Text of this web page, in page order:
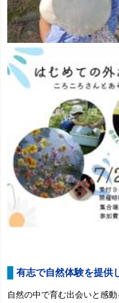
有志で自然体験を提供
自然の中で育む出会いと感動